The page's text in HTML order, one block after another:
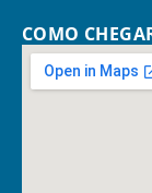
COMO